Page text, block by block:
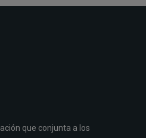
que conjunta a los